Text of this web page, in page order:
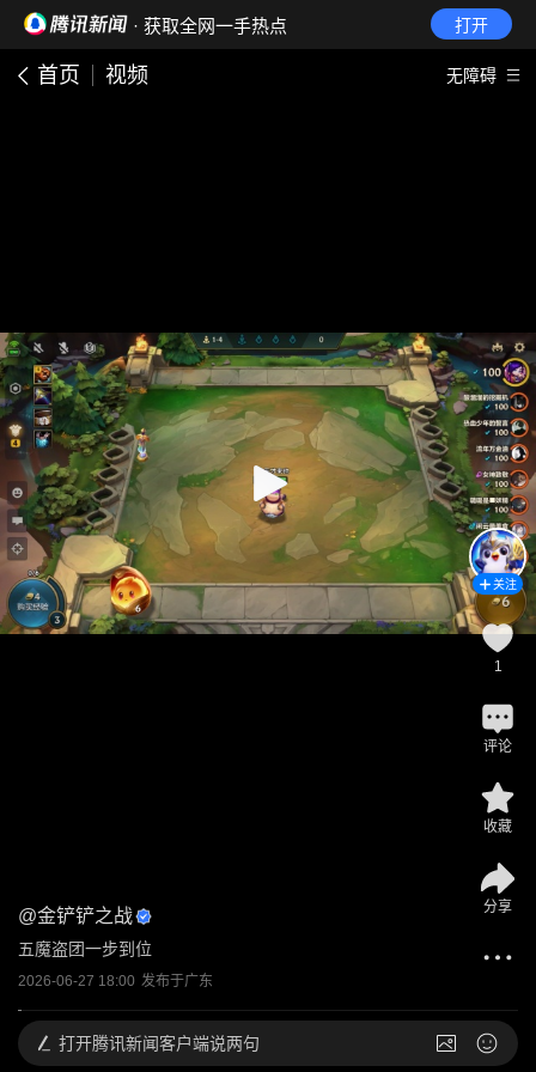
· 获取全网一手热点 打开
首页 视频 无障碍
@金铲铲之战
五魔盗团一步到位
2026-06-27 18:00 发布于广东
关注
1
评论
收藏
分享
打开腾讯新闻客户端说两句